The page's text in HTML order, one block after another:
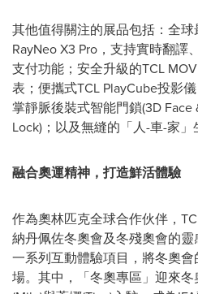
其他值得關注的展品包括：全
RayNeo X3 Pro，支持實時翻譯
支付功能；安全升級的TCL
表；便攜式TCL PlayCube投影
掌靜脈後裝式智能門鎖(3D Face
Lock)；以及無縫的「人-車-家」
融合奧運精神，打造鮮活體驗
作為奧林匹克全球合作伙伴，
納丹佩佐冬奧會及冬殘奧會的
一系列互動體驗項目，將冬奧
場。其中，「冬奧專區」迎來